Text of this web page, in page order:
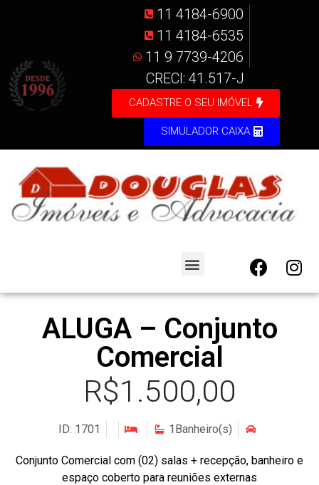
11 4184-6900
11 4184-6535
11 9 7739-4206
CRECI: 41.517-J
CADASTRE O SEU IMÓVEL
SIMULADOR CAIXA
ALUGA – Conjunto
Comercial
R$1.500,00
ID: 1701 1Banheiro(s)
Conjunto Comercial com (02) salas + recepção, banheiro e
espaço coberto para reuniões externas